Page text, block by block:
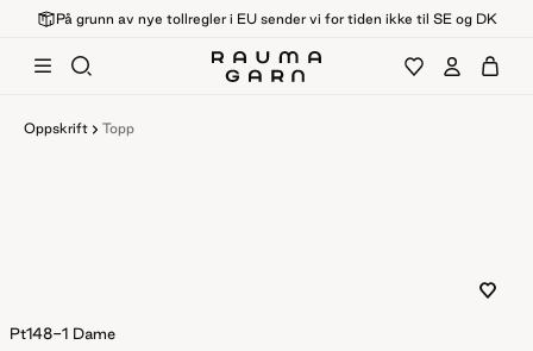
På grunn av nye tollregler i EU sender vi for tiden ikke til SE og DK
Oppskrift Topp
Pt148-1 Dame